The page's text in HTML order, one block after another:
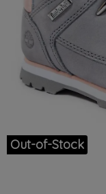
Out-of-Stock